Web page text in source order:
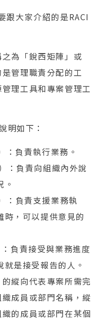
跟大家介紹的是RACI
為「銳西矩陣」或
管理職責分配的工
理工具和專案管理工
明如下：
負責執行業務。
負責向組織內外說
負責支援業務執
時，可以提供意見的
負責接受與業務進度
是接受報告的人。
縱向代表專案所需完
成員或部門名稱，縱
的成員或部門在某個